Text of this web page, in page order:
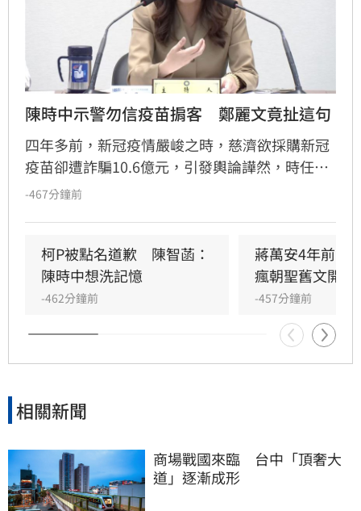
陳時中示警勿信疫苗掮客　鄭麗文竟扯這句
四年多前，新冠疫情嚴峻之時，慈濟欲採購新冠
疫苗卻遭詐騙10.6億元，引發輿論譁然，時任衛
福部長的行政院政委陳時中當年曾示警，有疫苗
人也為他抱不平。國民黨主席鄭麗文今（7）日
接受資深媒體人黃光芹訪問時則稱，陳時中與時
任行政院長蘇貞昌才應該要下跪道歉。
-467分鐘前
柯P被點名道歉　陳智菡：
陳時中想洗記憶
-462分鐘前
蔣萬安4年前嗆
瘋朝聖舊文開酸
-457分鐘前
相關新聞
商場戰國來臨　台中「頂奢大
道」逐漸成形